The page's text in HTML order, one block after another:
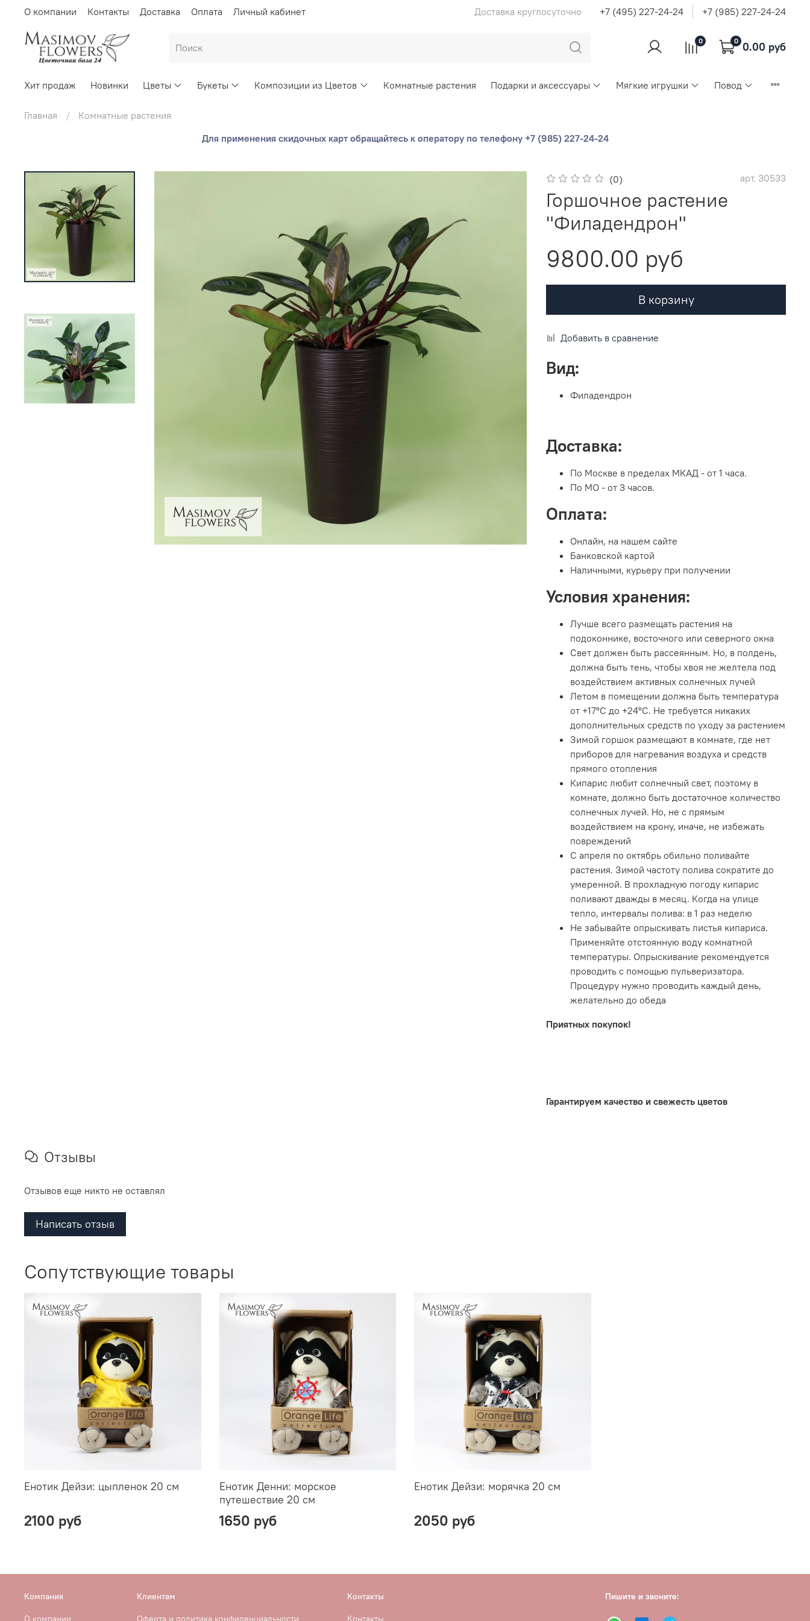
О компании Контакты Доставка Оплата Личный кабинет Доставка круглосуточно +7 (495) 227-24-24 +7 (985) 227-24-24
0 0 0.00 руб
Хит продаж Новинки Цветы Букеты Композиции из Цветов Комнатные растения Подарки и аксессуары Мягкие игрушки Повод
Главная
Комнатные растения
Для применения скидочных карт обращайтесь к оператору по телефону +7 (985) 227-24-24
(0) арт. 30533
Горшочное растение
"Филадендрон"
9800.00 руб
В корзину
Добавить в сравнение
Вид:
Филадендрон
Доставка:
По Москве в пределах МКАД - от 1 часа.
По МО - от 3 часов.
Оплата:
Онлайн, на нашем сайте
Банковской картой
Наличными, курьеру при получении
Условия хранения:
Лучше всего размещать растения на
подоконнике, восточного или северного окна
Свет должен быть рассеянным. Но, в полдень,
должна быть тень, чтобы хвоя не желтела под
воздействием активных солнечных лучей
Летом в помещении должна быть температура
от +17°С до +24°С. Не требуется никаких
дополнительных средств по уходу за растением
Зимой горшок размещают в комнате, где нет
приборов для нагревания воздуха и средств
прямого отопления
Кипарис любит солнечный свет, поэтому в
комнате, должно быть достаточное количество
солнечных лучей. Но, не с прямым
воздействием на крону, иначе, не избежать
повреждений
С апреля по октябрь обильно поливайте
растения. Зимой частоту полива сократите до
умеренной. В прохладную погоду кипарис
поливают дважды в месяц. Когда на улице
тепло, интервалы полива: в 1 раз неделю
Не забывайте опрыскивать листья кипариса.
Применяйте отстоянную воду комнатной
температуры. Опрыскивание рекомендуется
проводить с помощью пульверизатора.
Процедуру нужно проводить каждый день,
желательно до обеда
Приятных покупок!
Гарантируем качество и свежесть цветов
Отзывы
Отзывов еще никто не оставлял
Написать отзыв
Сопутствующие товары
Енотик Дейзи: цыпленок 20 см
2100 руб
Енотик Денни: морское
путешествие 20 см
1650 руб
Енотик Дейзи: морячка 20 см
2050 руб
Компания
О компании
Клиентам
Оферта и политика конфиденциальности
Контакты
Контакты
Пишите и звоните: